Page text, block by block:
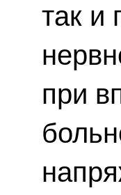
так и
при